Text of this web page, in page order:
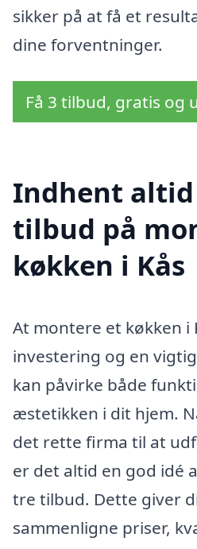
sikker på at få et
dine forventninger.
Få 3 tilbud, gratis og
Indhent
tilbud på
køkken i Kås
At montere et køkken i
investering og en
kan påvirke både
æstetikken i dit hjem.
det rette firma til at
er det altid en god idé
tre tilbud. Dette giver
sammenligne priser,